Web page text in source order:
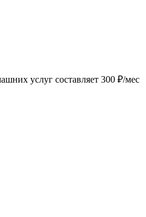
услуг составляет 300 ₽/мес